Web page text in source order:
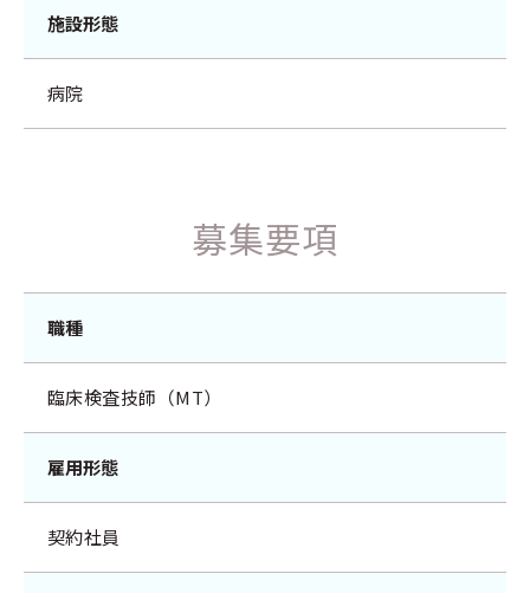
施設形態
病院
募集要項
職種
臨床検査技師（MT）
雇用形態
契約社員